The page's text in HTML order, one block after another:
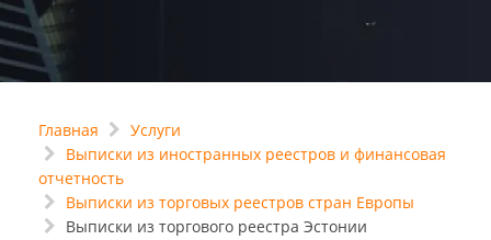
Главная
Услуги
Выписки из иностранных реестров и финансовая
отчетность
Выписки из торговых реестров стран Европы
Выписки из торгового реестра Эстонии